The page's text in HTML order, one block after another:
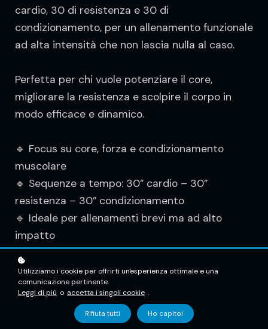
cardio, 30 di resistenza e 30 di
condizionamento, per un allenamento funzionale
ad alta intensità che non lascia nulla al caso.
Perfetta per chi vuole potenziare il core,
migliorare la resistenza e scolpire il corpo in
modo efficace e dinamico.
🔹 Focus su core, forza e condizionamento
muscolare
🔹 Sequenze a tempo: 30” cardio – 30”
resistenza – 30” condizionamento
🔹 Ideale per allenamenti brevi ma ad alto
impatto
Spingi, resisti, accelera… e scolpisci il tuo core
un secondo alla volta! 💥⏱️🏋️‍♂️
Utilizziamo i cookie per offrirti un'esperienza ottimale e una
comunicazione pertinente.
Leggi di più o accetta i singoli cookie .
Rifiuta tutti Ho capito!